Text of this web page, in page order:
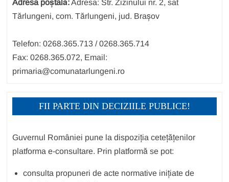
Adresa poștală:Adresa: Str. Zizinului nr. 2, sat
Tărlungeni, com. Tărlungeni, jud. Brașov
Telefon: 0268.365.713 / 0268.365.714
Fax: 0268.365.072, Email:
primaria@comunatarlungeni.ro
FII PARTE DIN DECIZIILE PUBLICE!
Guvernul României pune la dispoziția cetețățenilor
platforma e-consultare. Prin platformă se pot:
consulta propuneri de acte normative inițiate de